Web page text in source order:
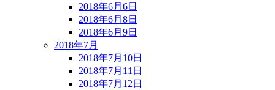
2018年6月6日
2018年6月8日
2018年6月9日
2018年7月
2018年7月10日
2018年7月11日
2018年7月12日